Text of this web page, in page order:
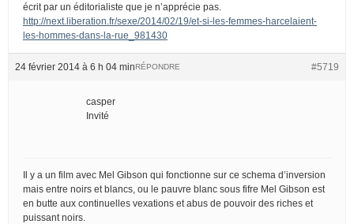
écrit par un éditorialiste que je n’apprécie pas.
http://next.liberation.fr/sexe/2014/02/19/et-si-les-femmes-harcelaient-
les-hommes-dans-la-rue_981430
24 février 2014 à 6 h 04 min #5719
RÉPONDRE
casper
Invité
Il y a un film avec Mel Gibson qui fonctionne sur ce schema d’inversion
mais entre noirs et blancs, ou le pauvre blanc sous fifre Mel Gibson est
en butte aux continuelles vexations et abus de pouvoir des riches et
puissant noirs.